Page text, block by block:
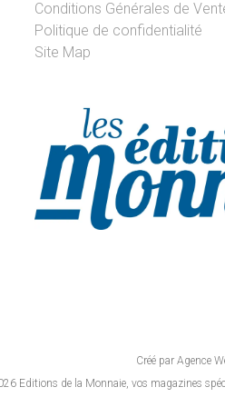
Conditions Générales de
Politique de confidentialité
Site Map
Créé par Agence
Editions de la Monnaie, vos magazines